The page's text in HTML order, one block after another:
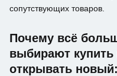
сопутствующих товаров.
Почему всё
выбирают
открывать новый: